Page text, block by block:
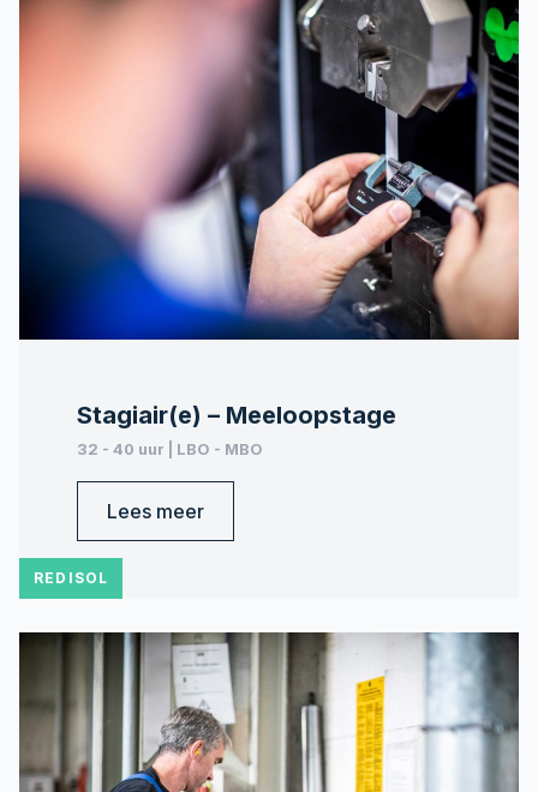
REDISOL
Stagiair(e) – Meeloopstage
32 - 40 uur | LBO - MBO
Lees meer